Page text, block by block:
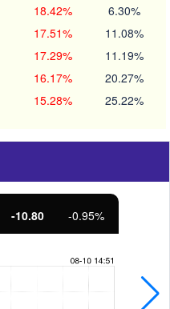
18.42% 6.30%
17.51% 11.08%
17.29% 11.19%
16.17% 20.27%
15.28% 25.22%
-10.80 -0.95%